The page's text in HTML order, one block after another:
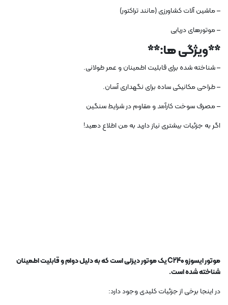
– ماشین آلات کشاورزی (مانند تراکتور)
– موتورهای دریایی
**ویژگی ها:**
– شناخته شده برای قابلیت اطمینان و عمر طولانی.
– طراحی مکانیکی ساده برای نگهداری آسان.
– مصرف سوخت کارآمد و مقاوم در شرایط سنگین
اگر به جزئیات بیشتری نیاز دارید به من اطلاع دهید!
موتور ایسوزو C240 ​​یک موتور دیزلی است که به دلیل دوام و قابلیت اطمینان
شناخته شده است.
در اینجا برخی از جزئیات کلیدی وجود دارد: